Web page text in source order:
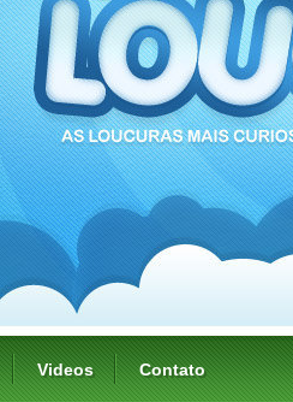
Videos Contato